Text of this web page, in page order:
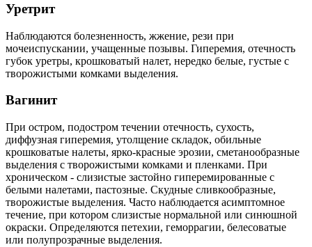
Уретрит
Наблюдаются болезненность, жжение, рези при
мочеиспускании, учащенные позывы. Гиперемия, отечность
губок уретры, крошковатый налет, нередко белые, густые с
творожистыми комками выделения.
Вагинит
При остром, подостром течении отечность, сухость,
диффузная гиперемия, утолщение складок, обильные
крошковатые налеты, ярко-красные эрозии, сметанообразные
выделения с творожистыми комками и пленками. При
хроническом - слизистые застойно гиперемированные с
белыми налетами, пастозные. Скудные сливкообразные,
творожистые выделения. Часто наблюдается асимптомное
течение, при котором слизистые нормальной или синюшной
окраски. Определяются петехии, геморрагии, белесоватые
или полупрозрачные выделения.